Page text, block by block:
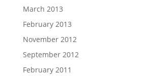
March 2013
February 2013
November 2012
September 2012
February 2011